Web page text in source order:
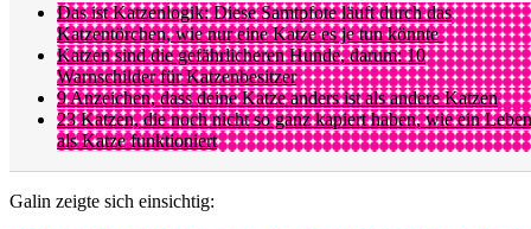
Das ist Katzenlogik: Diese Samtpfote läuft durch das
Katzentörchen, wie nur eine Katze es je tun könnte
Katzen sind die gefährlicheren Hunde, darum: 10
Warnschilder für Katzenbesitzer
9 Anzeichen, dass deine Katze anders ist als andere Katzen
23 Katzen, die noch nicht so ganz kapiert haben, wie ein Leben
als Katze funktioniert
Galin zeigte sich einsichtig: